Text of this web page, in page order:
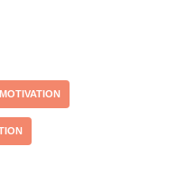
MOTIVATION